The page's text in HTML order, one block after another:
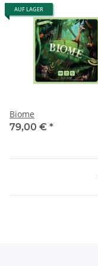
AUF LAGER
Biome
79,00 € *